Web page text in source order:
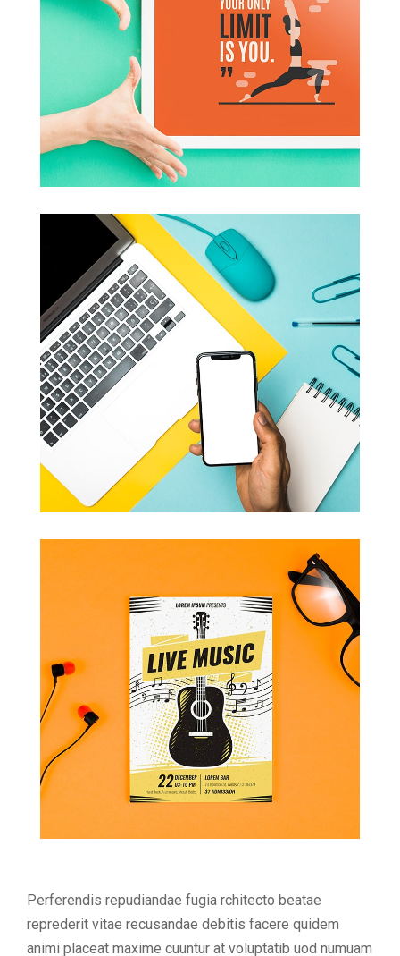
Perferendis repudiandae fugia rchitecto beatae
reprederit vitae recusandae debitis facere quidem
animi placeat maxime cuuntur at voluptatib uod numuam